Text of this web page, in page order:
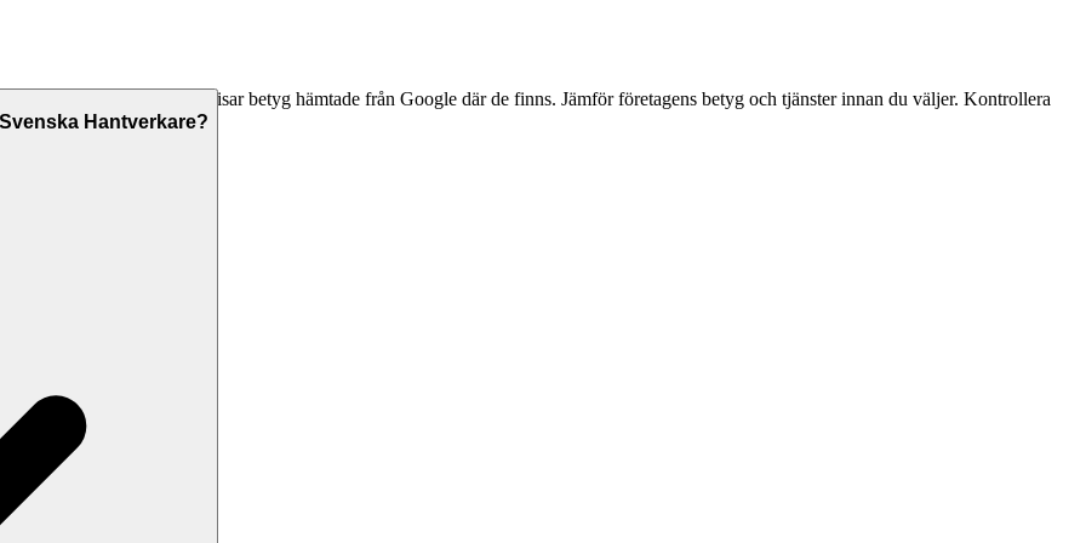
kontaktuppgifter, och vi visar betyg hämtade från Google där de finns. Jämför företagens betyg och tjänster innan du väljer. Kontrollera
dem. Hantverkare?